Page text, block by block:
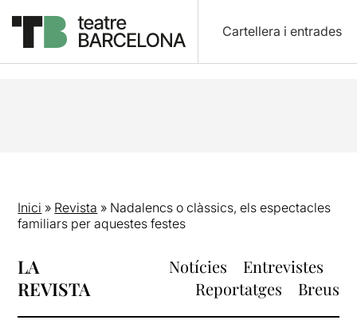
Cartellera i entrades
Inici » Revista » Nadalencs o clàssics, els espectacles
familiars per aquestes festes
LA
REVISTA
Notícies
Entrevistes
Reportatges
Breus